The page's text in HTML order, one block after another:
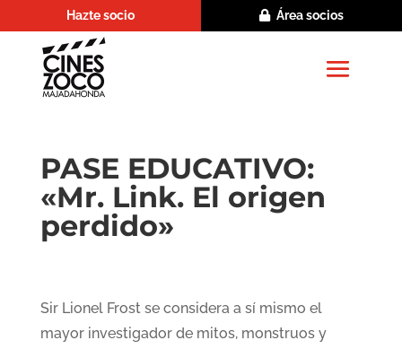
Hazte socio Área socios
PASE EDUCATIVO:
«Mr. Link. El origen
perdido»
Sir Lionel Frost se considera a sí mismo el
mayor investigador de mitos, monstruos y